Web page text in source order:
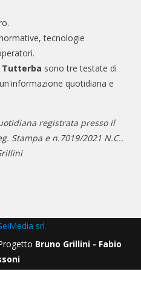
tecnologie
Tutterba sono tre testate di
quotidiana e
registrata presso il
Stampa e n.7019/2021 N.C..
srl
Bruno Grillini - Fabio